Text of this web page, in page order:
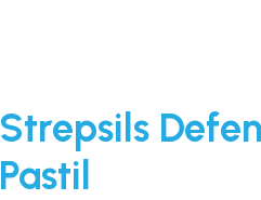
Strepsils
Pastil